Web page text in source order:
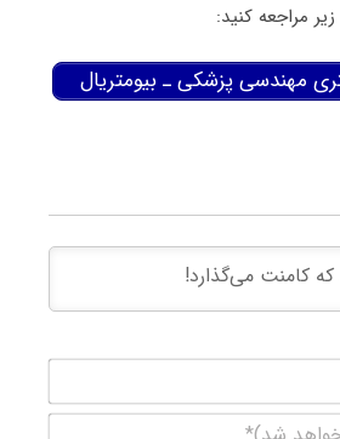
مراجعه کنید:
ﻣﻬﻨﺪسی پزشکی ـ بیومتریال